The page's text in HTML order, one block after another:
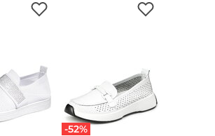
-52%